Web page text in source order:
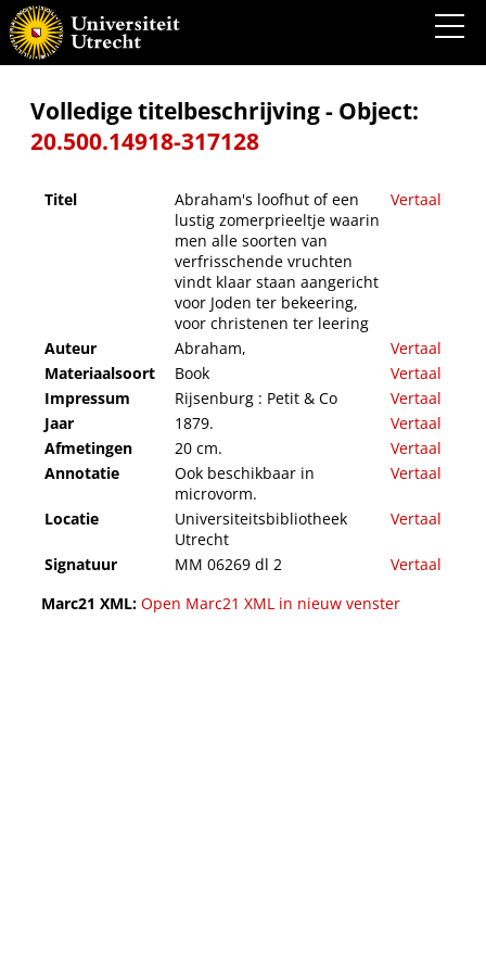
Abraham's loofhut of een lustig zomerprieeltje waarin men alle soorten van
verfrisschende vruchten vindt klaar staan aangericht voor Joden ter bekeering, voor
christenen ter leering
Volledige titelbeschrijving - Object:
20.500.14918-317128
Titel
Abraham's loofhut of een
lustig zomerprieeltje waarin
men alle soorten van
verfrisschende vruchten
vindt klaar staan aangericht
voor Joden ter bekeering,
voor christenen ter leering
Vertaal
Auteur Abraham,
Vertaal
Materiaalsoort
Book
Vertaal
Impressum
Rijsenburg : Petit & Co
Vertaal
Jaar
1879.
Vertaal
Afmetingen
20 cm.
Vertaal
Annotatie
Ook beschikbaar in
microvorm.
Vertaal
Locatie
Universiteitsbibliotheek
Utrecht
Vertaal
Signatuur MM 06269 dl 2
Vertaal
Marc21 XML: Open Marc21 XML in nieuw venster